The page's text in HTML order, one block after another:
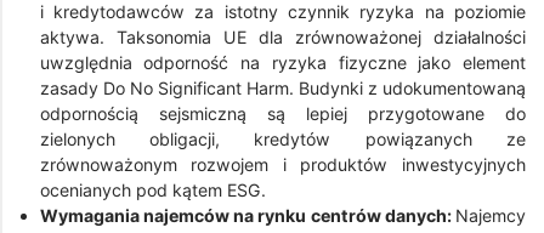
i kredytodawców za istotny czynnik ryzyka na poziomie
aktywa. Taksonomia UE dla zrównoważonej działalności
uwzględnia odporność na ryzyka fizyczne jako element
zasady Do No Significant Harm. Budynki z udokumentowaną
odpornością sejsmiczną są lepiej przygotowane do
zielonych obligacji, kredytów powiązanych ze
zrównoważonym rozwojem i produktów inwestycyjnych
ocenianych pod kątem ESG.
Wymagania najemców na rynku centrów danych: Najemcy